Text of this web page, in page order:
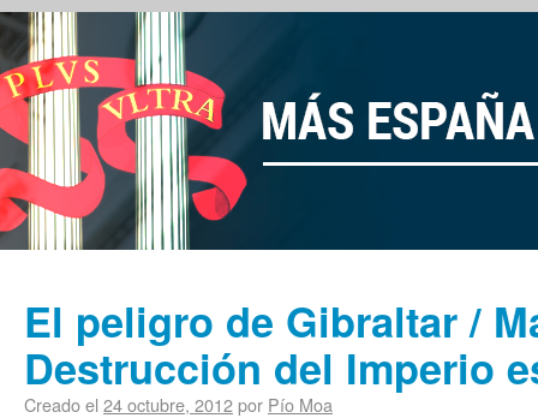
El peligro de Gibraltar /
Destrucción del Imperio
Creado el 24 octubre, 2012por Pío Moa